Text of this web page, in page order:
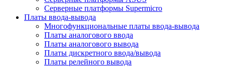
Серверные платформы Supermicro
Платы ввода-вывода
Многофункциональные платы ввода-вывода
Платы аналогового ввода
Платы аналогового вывода
Платы дискретного ввода/вывода
Платы релейного вывода